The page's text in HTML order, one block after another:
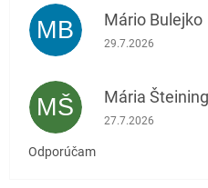
MB Mário Bulejko
Hodnotenie
29.7.2026
MŠ Mária
Hodnotenie
27.7.2026
Odporúčam